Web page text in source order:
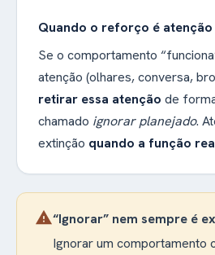
Quando o reforço é atenção
Se o comportamento
atenção (olhares, conversa,
retirar essa atenção de
chamado ignorar planejado.
extinção quando a função
warning“Ignorar” nem sempre é
Ignorar um comportamento